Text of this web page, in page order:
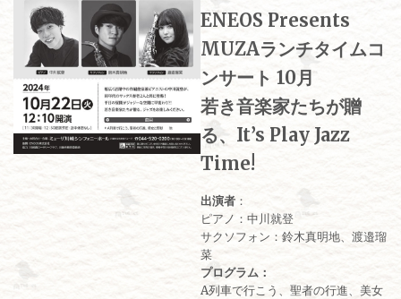
ENEOS Presents
MUZAランチタイムコ
ンサート 10月
若き音楽家たちが贈
る、It’s Play Jazz
Time!
出演者 ：
ピアノ：中川就登
サクソフォン：鈴木真明地、渡邉瑠
菜
プログラム：
A列車で行こう、聖者の行進、美女